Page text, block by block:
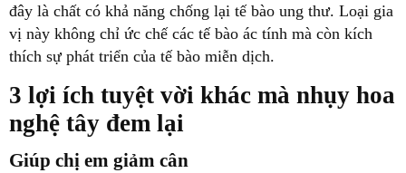
đây là chất có khả năng chống lại tế bào ung thư. Loại gia
vị này không chỉ ức chế các tế bào ác tính mà còn kích
thích sự phát triển của tế bào miễn dịch.
3 lợi ích tuyệt vời khác mà nhụy hoa
nghệ tây đem lại
Giúp chị em giảm cân